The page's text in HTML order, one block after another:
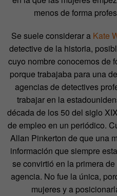
menos de forma
Se suele considerar a Kate
detective de la historia,
cuyo nombre conocemos de
porque trabajaba para una
agencias de detectives
trabajar en la
década de los 50 del siglo
de empleo en un periódico.
Allan Pinkerton de que una
información que siempre
se convirtió en la primera
agencia. No fue la única,
mujeres y a